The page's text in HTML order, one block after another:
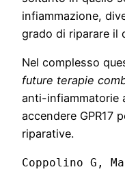
infiammazione,
grado di riparare il
Nel complesso
future terapie
anti-infiammatorie
accendere GPR17
riparative.
Coppolino G,